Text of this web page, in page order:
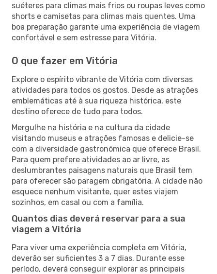
suéteres para climas mais frios ou roupas leves como
shorts e camisetas para climas mais quentes. Uma
boa preparação garante uma experiência de viagem
confortável e sem estresse para Vitória.
O que fazer em Vitória
Explore o espírito vibrante de Vitória com diversas
atividades para todos os gostos. Desde as atrações
emblemáticas até à sua riqueza histórica, este
destino oferece de tudo para todos.
Mergulhe na história e na cultura da cidade
visitando museus e atrações famosas e delicie-se
com a diversidade gastronómica que oferece Brasil.
Para quem prefere atividades ao ar livre, as
deslumbrantes paisagens naturais que Brasil tem
para oferecer são paragem obrigatória. A cidade não
esquece nenhum visitante, quer estes viajem
sozinhos, em casal ou com a família.
Quantos dias deverá reservar para a sua
viagem a Vitória
Para viver uma experiência completa em Vitória,
deverão ser suficientes 3 a 7 dias. Durante esse
período, deverá conseguir explorar as principais